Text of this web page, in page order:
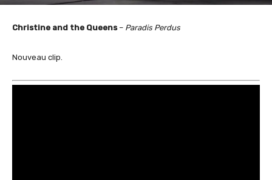
Christine and the Queens– Paradis Perdus
Nouveau clip.